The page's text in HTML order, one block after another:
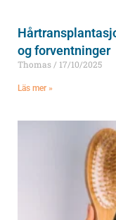
og forventninger
Thomas 17/10/2025
Läs mer »